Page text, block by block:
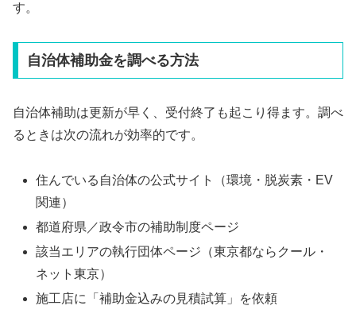
す。
自治体補助金を調べる方法
自治体補助は更新が早く、受付終了も起こり得ます。調べ
るときは次の流れが効率的です。
住んでいる自治体の公式サイト（環境・脱炭素・EV
関連）
都道府県／政令市の補助制度ページ
該当エリアの執行団体ページ（東京都ならクール・
ネット東京）
施工店に「補助金込みの見積試算」を依頼